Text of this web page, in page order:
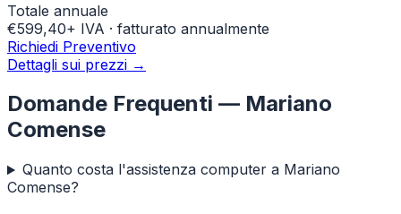
Totale annuale
€599,40+ IVA · fatturato annualmente
Richiedi Preventivo
Dettagli sui prezzi →
Domande Frequenti — Mariano
Comense
Quanto costa l'assistenza computer a Mariano
Comense?